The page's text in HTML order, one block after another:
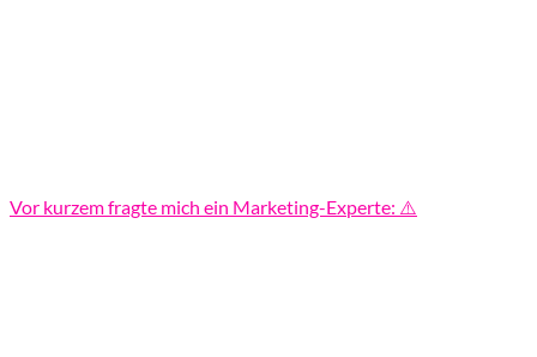
Vor kurzem fragte mich ein Marketing-Experte: ⚠️